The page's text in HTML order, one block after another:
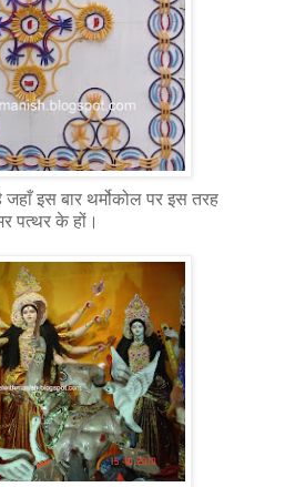
इस बार थर्मोकोल पर इस तरह
पत्थर के हों।